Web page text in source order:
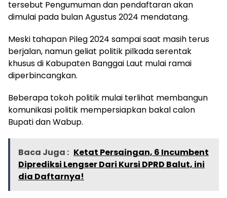
tersebut Pengumuman dan pendaftaran akan
dimulai pada bulan Agustus 2024 mendatang.
Meski tahapan Pileg 2024 sampai saat masih terus
berjalan, namun geliat politik pilkada serentak
khusus di Kabupaten Banggai Laut mulai ramai
diperbincangkan.
Beberapa tokoh politik mulai terlihat membangun
komunikasi politik mempersiapkan bakal calon
Bupati dan Wabup.
Baca Juga : Ketat Persaingan, 6 Incumbent
Diprediksi Lengser Dari Kursi DPRD Balut, ini
dia Daftarnya!